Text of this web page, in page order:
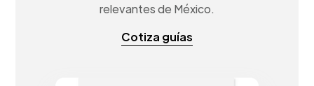
relevantes de México.
Cotiza guías